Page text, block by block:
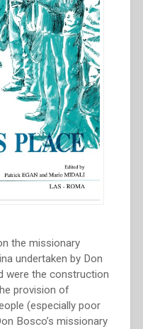
the missionary
undertaken by Don
were the construction
provision of
(especially poor
Bosco’s missionary